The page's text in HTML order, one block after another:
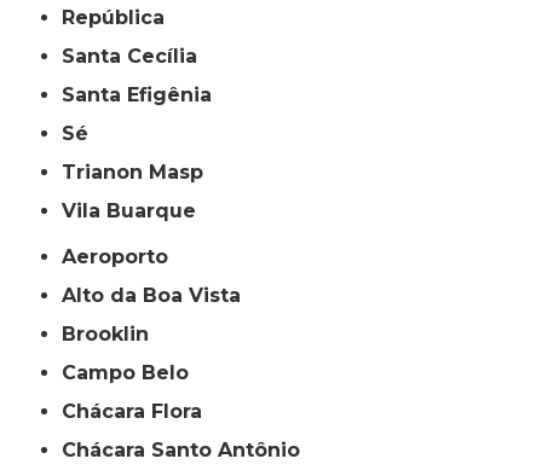
República
Santa Cecília
Santa Efigênia
Sé
Trianon Masp
Vila Buarque
Aeroporto
Alto da Boa Vista
Brooklin
Campo Belo
Chácara Flora
Chácara Santo Antônio